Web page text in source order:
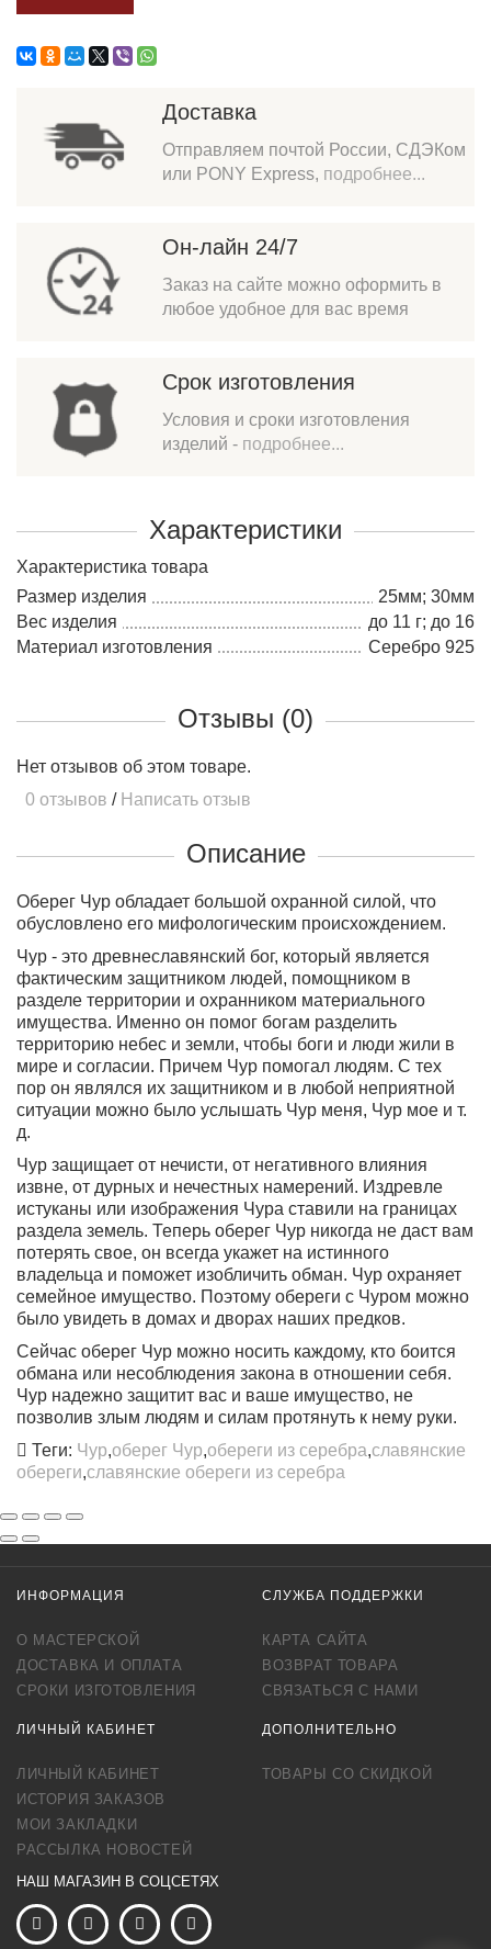
Доставка
Отправляем почтой России, СДЭКом
или PONY Express, подробнее...
Он-лайн 24/7
Заказ на сайте можно оформить в
любое удобное для вас время
Срок изготовления
Условия и сроки изготовления
изделий - подробнее...
Характеристики
Характеристика товара
Размер изделия
25мм; 30мм
Вес изделия
до 11 г; до 16
Материал изготовления
Серебро 925
Отзывы (0)
Нет отзывов об этом товаре.
0 отзывов / Написать отзыв
Описание
Оберег Чур обладает большой охранной силой, что
обусловлено его мифологическим происхождением.
Чур - это древнеславянский бог, который является
фактическим защитником людей, помощником в
разделе территории и охранником материального
имущества. Именно он помог богам разделить
территорию небес и земли, чтобы боги и люди жили в
мире и согласии. Причем Чур помогал людям. С тех
пор он являлся их защитником и в любой неприятной
ситуации можно было услышать Чур меня, Чур мое и т.
д.
Чур защищает от нечисти, от негативного влияния
извне, от дурных и нечестных намерений. Издревле
истуканы или изображения Чура ставили на границах
раздела земель. Теперь оберег Чур никогда не даст вам
потерять свое, он всегда укажет на истинного
владельца и поможет изобличить обман. Чур охраняет
семейное имущество. Поэтому обереги с Чуром можно
было увидеть в домах и дворах наших предков.
Сейчас оберег Чур можно носить каждому, кто боится
обмана или несоблюдения закона в отношении себя.
Чур надежно защитит вас и ваше имущество, не
позволив злым людям и силам протянуть к нему руки.
Теги: Чур,оберег Чур,обереги из серебра,славянские
обереги,славянские обереги из серебра
ИНФОРМАЦИЯ
О МАСТЕРСКОЙ
ДОСТАВКА И ОПЛАТА
СРОКИ ИЗГОТОВЛЕНИЯ
СЛУЖБА ПОДДЕРЖКИ
КАРТА САЙТА
ВОЗВРАТ ТОВАРА
СВЯЗАТЬСЯ С НАМИ
ЛИЧНЫЙ КАБИНЕТ
ЛИЧНЫЙ КАБИНЕТ
ИСТОРИЯ ЗАКАЗОВ
МОИ ЗАКЛАДКИ
РАССЫЛКА НОВОСТЕЙ
ДОПОЛНИТЕЛЬНО
ТОВАРЫ СО СКИДКОЙ
НАШ МАГАЗИН В СОЦСЕТЯХ